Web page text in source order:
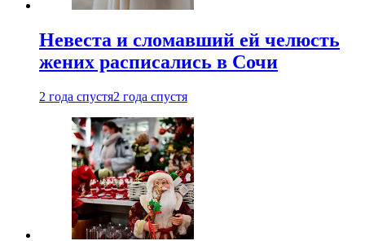
Невеста и сломавший ей челюсть
жених расписались в Сочи
2 года спустя2 года спустя